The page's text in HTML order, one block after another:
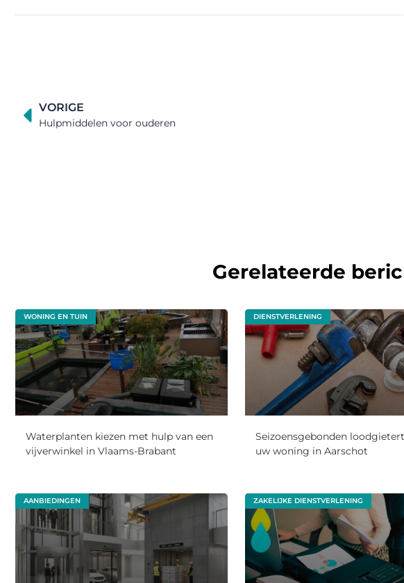
VORIGE
Hulpmiddelen voor ouderen
Gerelateerde
WONING EN TUIN
Waterplanten kiezen met hulp van een
vijverwinkel in Vlaams-Brabant
DIENSTVERLENING
Seizoensgebonden
uw woning in Aarschot
AANBIEDINGEN ZAKELIJKE DIENSTVERLENING